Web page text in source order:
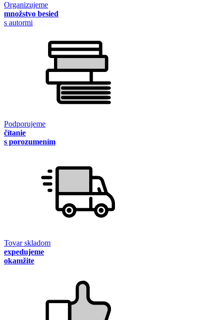
Organizujeme
množstvo besied
s autormi
Podporujeme
čítanie
s porozumením
Tovar skladom
expedujeme
okamžite